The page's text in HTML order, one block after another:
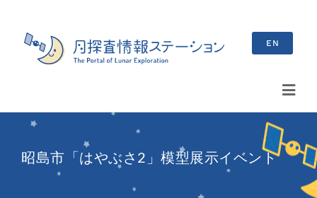
content
EN
索
昭島市「はやぶさ2」模型展示イベント